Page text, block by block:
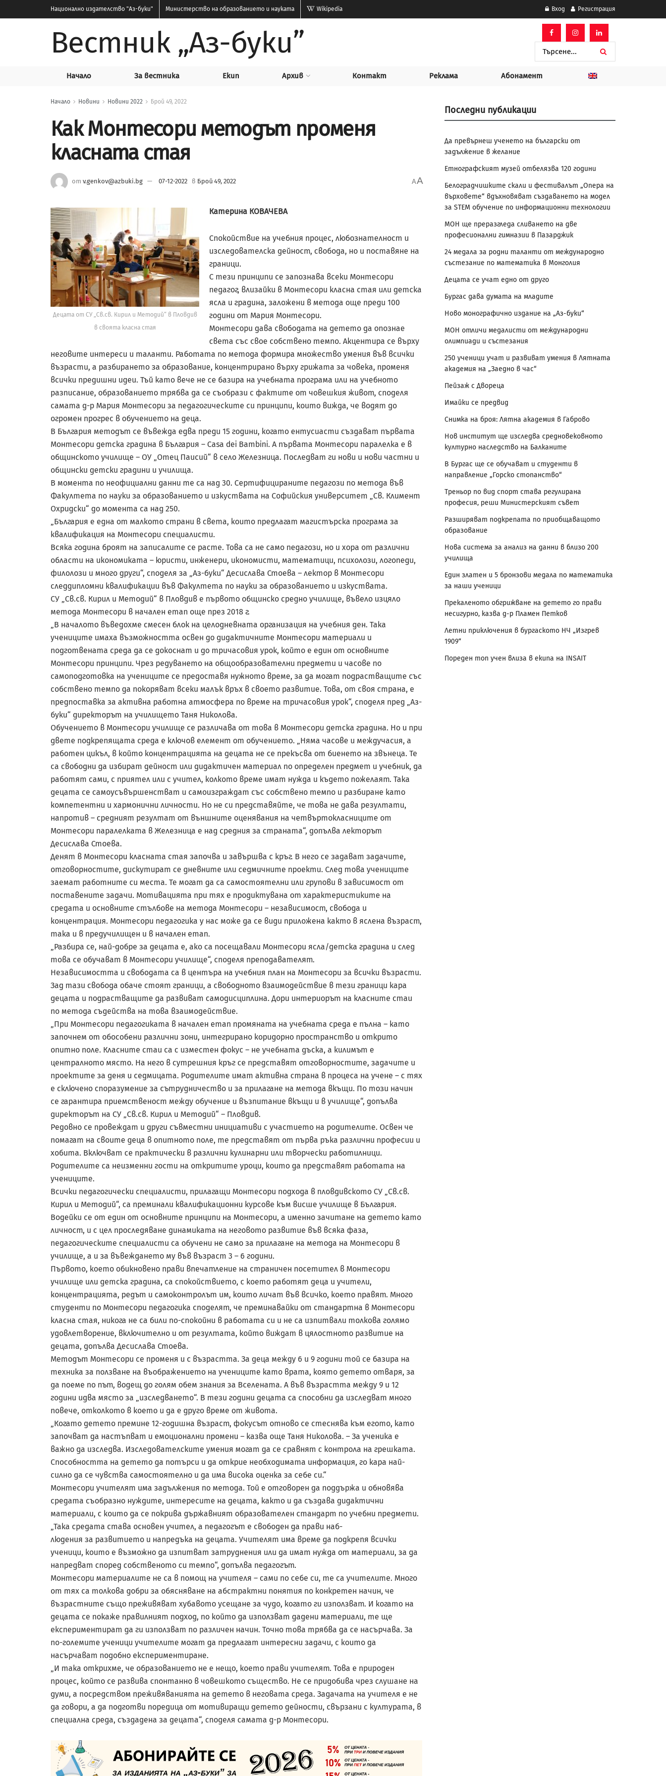
Национално издателство "Аз-буки" Министерство на образованието и науката Wikipedia Вход Регистрация
Вестник „Аз-буки”
Начало За вестника Екип Архив Контакт Реклама Абонамент
Начало Новини Новини 2022 Брой 49, 2022
Как Монтесори методът променя
класната стая
от v.genkov@azbuki.bg 07-12-2022 в Брой 49, 2022 AA
Децата от СУ „Св.св. Кирил и Методий“ в Пловдив
в своята класна стая
Катерина КОВАЧЕВА
Спокойствие на учебния процес, любознателност и
изследователска дейност, свобода, но и поставяне на
граници.
С тези принципи се запознава всеки Монтесори
педагог, влизайки в Монтесори класна стая или детска
ясла и градина, заложени в метода още преди 100
години от Мария Монтесори.
Монтесори дава свободата на детето да опознае
света със свое собствено темпо. Акцентира се върху
неговите интереси и таланти. Работата по метода формира множество умения във всички
възрасти, а разбирането за образование, концентрирано върху грижата за човека, променя
всички предишни идеи. Тъй като вече не се базира на учебната програма или на учебното
разписание, образованието трябва да се съобрази с фактите от човешкия живот, споделя
самата д-р Мария Монтесори за педагогическите си принципи, които вижда, че водят до
огромен прогрес в обучението на деца.
В България методът се въвежда едва преди 15 години, когато ентусиасти създават първата
Монтесори детска градина в България – Casa dei Bambini. А първата Монтесори паралелка е в
общинското училище – ОУ „Отец Паисий“ в село Железница. Последват ги нови и нови частни и
общински детски градини и училища.
В момента по неофициални данни те са над 30. Сертифицираните педагози по метода във
Факултета по науки за образованието и изкуствата на Софийския университет „Св. Климент
Охридски“ до момента са над 250.
„България е една от малкото страни в света, които предлагат магистърска програма за
квалификация на Монтесори специалисти.
Всяка година броят на записалите се расте. Това са не само педагози, но и хора от различни
области на икономиката – юристи, инженери, икономисти, математици, психолози, логопеди,
филолози и много други“, споделя за „Аз-буки“ Десислава Стоевa – лектор в Монтесори
следдипломни квалификации във Факултета по науки за образованието и изкуствата.
СУ „Св.св. Кирил и Методий“ в Пловдив е първото общинско средно училище, въвело изцяло
метода Монтесори в начален етап още през 2018 г.
„В началото въведохме смесен блок на целодневната организация на учебния ден. Така
учениците имаха възможността освен до дидактичните Монтесори материали и
подготвената среда да се докоснат и до тричасовия урок, който е един от основните
Монтесори принципи. Чрез редуването на общообразователни предмети и часове по
самоподготовка на учениците се предоставя нужното време, за да могат подрастващите със
собствено темпо да покоряват всеки малък връх в своето развитие. Това, от своя страна, е
предпоставка за активна работна атмосфера по време на тричасовия урок“, споделя пред „Аз-
буки“ директорът на училището Таня Николова.
Обучението в Монтесори училище се различава от това в Монтесори детска градина. Но и при
двете подкрепящата среда е ключов елемент от обучението. „Няма часове и междучасия, а
работен цикъл, в който концентрацията на децата не се прекъсва от биенето на звънеца. Те
са свободни да избират дейност или дидактичен материал по определен предмет и учебник, да
работят сами, с приятел или с учител, колкото време имат нужда и където пожелаят. Така
децата се самоусъвършенстват и самоизграждат със собствено темпо и разбиране като
компетентни и хармонични личности. Но не си представяйте, че това не дава резултати,
напротив – средният резултат от външните оценявания на четвъртокласниците от
Монтесори паралелката в Железница е над средния за страната“, допълва лекторът
Десислава Стоевa.
Денят в Монтесори класната стая започва и завършва с кръг. В него се задават задачите,
отговорностите, дискутират се дневните или седмичните проекти. След това учениците
заемат работните си места. Те могат да са самостоятелни или групови в зависимост от
поставените задачи. Мотивацията при тях е продиктувана от характеристиките на
средата и основните стълбове на метода Монтесори – независимост, свобода и
концентрация. Монтесори педагогика у нас може да се види приложена както в яслена възраст,
така и в предучилищен и в начален етап.
„Разбира се, най-добре за децата е, ако са посещавали Монтесори ясла/детска градина и след
това се обучават в Монтесори училище“, споделя преподавателят.
Независимостта и свободата са в центъра на учебния план на Монтесори за всички възрасти.
Зад тази свобода обаче стоят граници, а свободното взаимодействие в тези граници кара
децата и подрастващите да развиват самодисциплина. Дори интериорът на класните стаи
по метода съдейства на това взаимодействие.
„При Монтесори педагогиката в начален етап промяната на учебната среда е пълна – като
започнем от обособени различни зони, интегрирано коридорно пространство и открито
опитно поле. Класните стаи са с изместен фокус – не учебната дъска, а килимът е
централното място. На него в сутрешния кръг се представят отговорностите, задачите и
проектите за деня и седмицата. Родителите имат активна страна в процеса на учене – с тях
е сключено споразумение за сътрудничество и за прилагане на метода вкъщи. По този начин
се гарантира приемственост между обучение и възпитание вкъщи и в училище“, допълва
директорът на СУ „Св.св. Кирил и Методий“ – Пловдив.
Редовно се провеждат и други съвместни инициативи с участието на родителите. Освен че
помагат на своите деца в опитното поле, те представят от първа ръка различни професии и
хобита. Включват се практически в различни кулинарни или творчески работилници.
Родителите са неизменни гости на откритите уроци, които да представят работата на
учениците.
Всички педагогически специалисти, прилагащи Монтесори подхода в пловдивското СУ „Св.св.
Кирил и Методий“, са преминали квалификационни курсове към висше училище в България.
Водейки се от един от основните принципи на Монтесори, а именно зачитане на детето като
личност, и с цел проследяване динамиката на неговото развитие във всяка фаза,
педагогическите специалисти са обучени не само за прилагане на метода на Монтесори в
училище, а и за въвеждането му във възраст 3 – 6 години.
Първото, което обикновено прави впечатление на страничен посетител в Монтесори
училище или детска градина, са спокойствието, с което работят деца и учители,
концентрацията, редът и самоконтролът им, които личат във всичко, което правят. Много
студенти по Монтесори педагогика споделят, че преминавайки от стандартна в Монтесори
класна стая, никога не са били по-спокойни в работата си и не са изпитвали толкова голямо
удовлетворение, включително и от резултата, който виждат в цялостното развитие на
децата, допълва Десислава Стоева.
Методът Монтесори се променя и с възрастта. За деца между 6 и 9 години той се базира на
техника за ползване на въображението на учениците като врата, която детето отваря, за
да поеме по път, водещ до голям обем знания за Вселената. А във възрастта между 9 и 12
години идва място за „изследването“. В тези години децата са способни да изследват много
повече, отколкото в което и да е друго време от живота.
„Когато детето премине 12-годишна възраст, фокусът отново се стеснява към егото, като
започват да настъпват и емоционални промени – казва още Таня Николова. – За ученика е
важно да изследва. Изследователските умения могат да се сравнят с контрола на грешката.
Способността на детето да потърси и да открие необходимата информация, го кара най-
силно да се чувства самостоятелно и да има висока оценка за себе си.“
Монтесори учителят има задължения по метода. Той е отговорен да поддържа и обновява
средата съобразно нуждите, интересите на децата, както и да създава дидактични
материали, с които да се покрива държавният образователен стандарт по учебни предмети.
„Така средата става основен учител, а педагогът е свободен да прави наб-
людения за развитието и напредъка на децата. Учителят има време да подкрепя всички
ученици, които е възможно да изпитват затруднения или да имат нужда от материали, за да
напредват според собственото си темпо“, допълва педагогът.
Монтесори материалите не са в помощ на учителя – сами по себе си, те са учителите. Много
от тях са толкова добри за обясняване на абстрактни понятия по конкретен начин, че
възрастните също преживяват хубавото усещане за чудо, когато ги използват. И когато на
децата се покаже правилният подход, по който да използват дадени материали, те ще
експериментират да ги използват по различен начин. Точно това трябва да се насърчава. За
по-големите ученици учителите могат да предлагат интересни задачи, с които да
насърчават подобно експериментиране.
„И така открихме, че образованието не е нещо, което прави учителят. Това е природен
процес, който се развива спонтанно в човешкото същество. Не се придобива чрез слушане на
думи, а посредством преживяванията на детето в неговата среда. Задачата на учителя е не
да говори, а да подготви поредица от мотивиращи детето дейности, свързани с културата, в
специална среда, създадена за децата“, споделя самата д-р Монтесори.
Последни публикации
Да превърнеш ученето на български от
задължение в желание
Етнографският музей отбелязва 120 години
Белоградчишките скали и фестивалът „Опера на
върховете“ вдъхновяват създаването на модел
за STEM обучение по информационни технологии
МОН ще преразгледа сливането на две
професионални гимназии в Пазарджик
24 медала за родни таланти от международно
състезание по математика в Монголия
Децата се учат едно от друго
Бургас дава думата на младите
Ново монографично издание на „Аз-буки“
МОН отличи медалисти от международни
олимпиади и състезания
250 ученици учат и развиват умения в Лятната
академия на „Заедно в час“
Пейзаж с Двореца
Имайки се предвид
Снимка на броя: Лятна академия в Габрово
Нов институт ще изследва средновековното
културно наследство на Балканите
В Бургас ще се обучават и студенти в
направление „Горско стопанство“
Треньор по вид спорт става регулирана
професия, реши Министерският съвет
Разширяват подкрепата по приобщаващото
образование
Нова система за анализ на данни в близо 200
училища
Един златен и 5 бронзови медала по математика
за наши ученици
Прекаленото обгрижване на детето го прави
несигурно, казва д-р Пламен Петков
Летни приключения в бургаското НЧ „Изгрев
1909“
Пореден топ учен влиза в екипа на INSAIT